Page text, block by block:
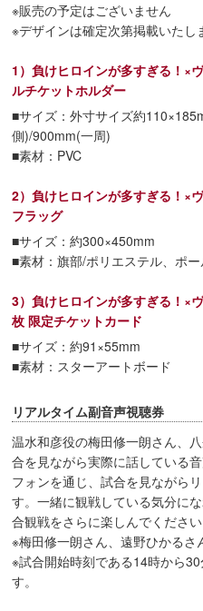
※販売の予定はございません
※デザインは確定次第掲載いたし
1）負けヒロインが多すぎる！×
ルチケットホルダー
■サイズ：外寸サイズ約
側)/900mm(一周)
■素材：PVC
2）負けヒロインが多すぎる！
フラッグ
■サイズ：約300×450mm
■素材：旗部/ポリエステル、ポ
3）負けヒロインが多すぎる！×
枚 限定チケットカード
■サイズ：約91×55mm
■素材：スターアートボード
リアルタイム副音声視聴券
温水和彦役の梅田修一朗さん、
合を見ながら実際に話している
フォンを通じ、試合を見ながら
す。一緒に観戦している気分に
合観戦をさらに楽しんでください
※梅田修一朗さん、遠野ひかるさ
※試合開始時刻である14時から
す。